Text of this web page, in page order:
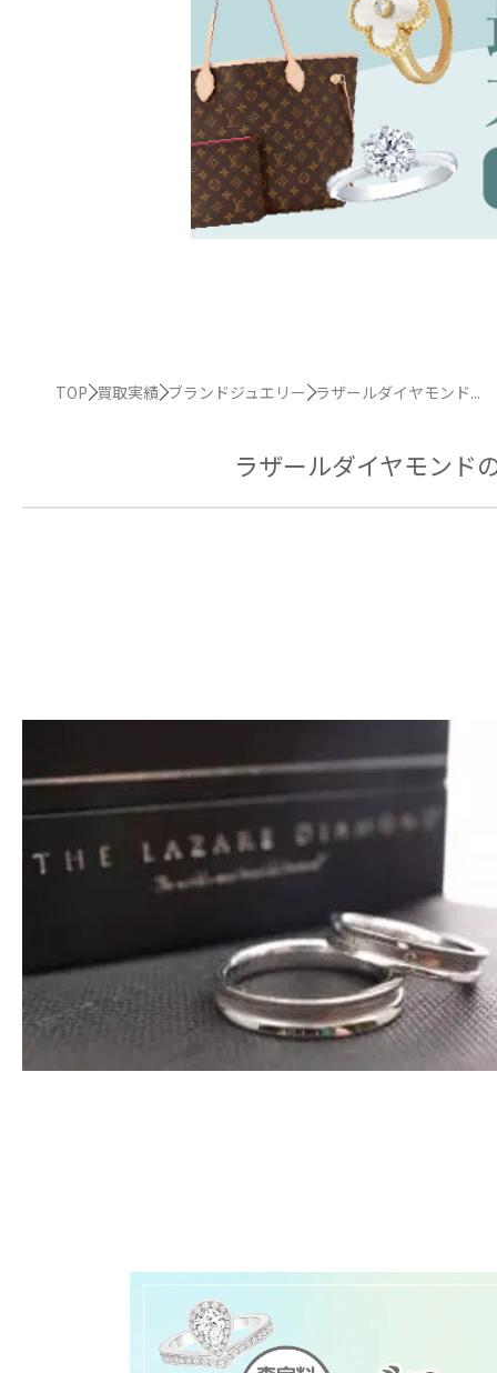
TOP 買取実績 ブランドジュエリー ラザールダイヤモンド...
ラザールダイヤモンド